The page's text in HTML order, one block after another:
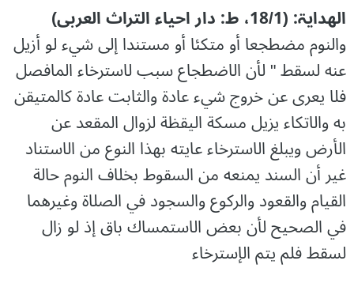
الھدایۃ: (18/1، ط: دار احیاء التراث العربی)
والنوم مضطجعا أو متکئا أو مستندا إلى شيء لو أزيل
عنه لسقط " لأن الاضطجاع سبب لاسترخاء المافصل
فلا يعرى عن خروج شيء عادة والثابت عادة كالمتيقن
به والاتكاء يزيل مسكة اليقظة لزوال المقعد عن
الأرض ويبلغ الاسترخاء عايته بهذا النوع من الاستناد
غير أن السند يمنعه من السقوط بخلاف النوم حالة
القيام والقعود والركوع والسجود في الصلاة وغيرهما
في الصحيح لأن بعض الاستمساك باق إذ لو زال
لسقط فلم يتم الإسترخاء